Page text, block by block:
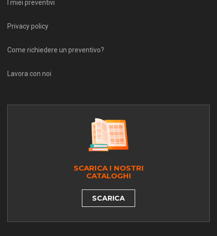
I miei preventivi
Privacy policy
Come richiedere un preventivo?
Lavora con noi
SCARICA I NOSTRI
CATALOGHI
SCARICA